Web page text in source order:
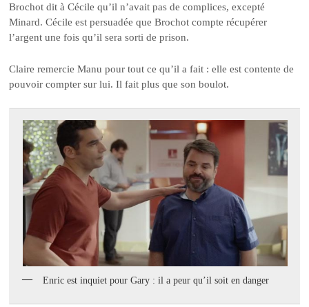
Brochot dit à Cécile qu’il n’avait pas de complices, excepté
Minard. Cécile est persuadée que Brochot compte récupérer
l’argent une fois qu’il sera sorti de prison.
Claire remercie Manu pour tout ce qu’il a fait : elle est contente de
pouvoir compter sur lui. Il fait plus que son boulot.
Enric est inquiet pour Gary : il a peur qu’il soit en danger